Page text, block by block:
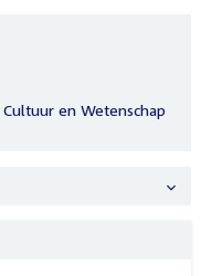
en Wetenschap